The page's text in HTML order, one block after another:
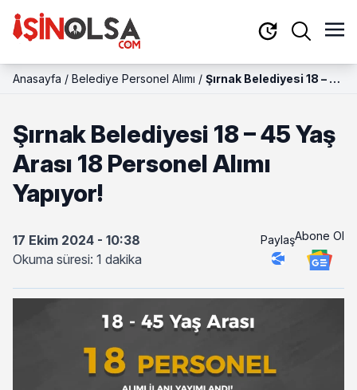
Anasayfa / Belediye Personel Alımı / Şırnak Belediyesi 18 – 45
Şırnak Belediyesi 18 – 45 Yaş
Arası 18 Personel Alımı
Yapıyor!
17 Ekim 2024 - 10:38
Okuma süresi: 1 dakika
PaylaşAbone Ol